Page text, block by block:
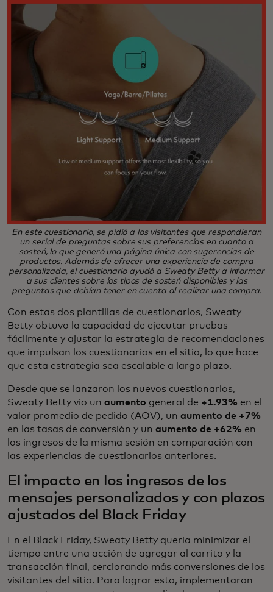
En este cuestionario, se pidió a los visitantes que respondieran
un serial de preguntas sobre sus preferencias en cuanto a
sosteń, lo que generó una página única con sugerencias de
productos. Además de ofrecer una experiencia de compra
personalizada, el cuestionario ayudó a Sweaty Betty a informar
a sus clientes sobre los tipos de sosteń disponibles y las
preguntas que debían tener en cuenta al realizar una compra.
Con estas dos plantillas de cuestionarios, Sweaty
Betty obtuvo la capacidad de ejecutar pruebas
fácilmente y ajustar la estrategia de recomendaciones
que impulsan los cuestionarios en el sitio, lo que hace
que esta estrategia sea escalable a largo plazo.
Desde que se lanzaron los nuevos cuestionarios,
Sweaty Betty vio un aumento general de +1.93% en el
valor promedio de pedido (AOV), un aumento de +7%
en las tasas de conversión y un aumento de +62% en
los ingresos de la misma sesión en comparación con
las experiencias de cuestionarios anteriores.
El impacto en los ingresos de los
mensajes personalizados y con plazos
ajustados del Black Friday
En el Black Friday, Sweaty Betty quería minimizar el
tiempo entre una acción de agregar al carrito y la
transacción final, cerciorando más conversiones de los
visitantes del sitio. Para lograr esto, implementaron